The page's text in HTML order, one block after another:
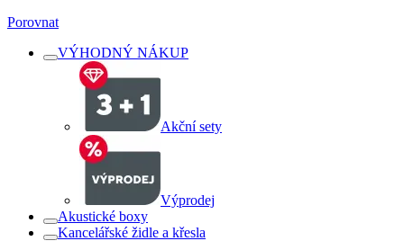
Porovnat
VÝHODNÝ NÁKUP
Akční sety
Výprodej
Akustické boxy
Kancelářské židle a křesla